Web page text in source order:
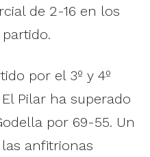
de 2-16 en los
por el 3º y 4º
Pilar ha superado
por 69-55. Un
anfitrionas